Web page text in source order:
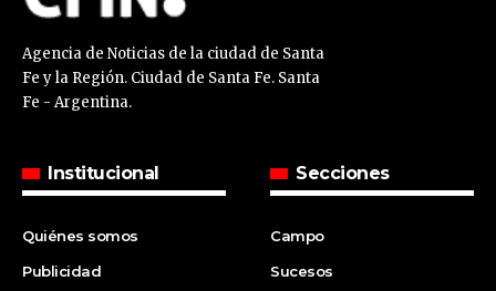
Agencia de Noticias de la ciudad de Santa
Fe y la Región. Ciudad de Santa Fe. Santa
Fe - Argentina.
Institucional
Quiénes somos
Publicidad
Secciones
Campo
Sucesos